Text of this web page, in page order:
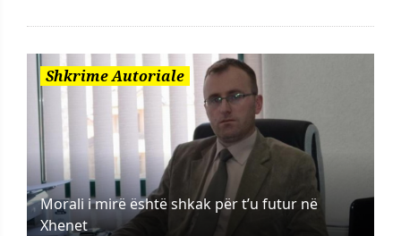
Shkrime Autoriale
Morali i mirë është shkak për t’u futur në
Xhenet